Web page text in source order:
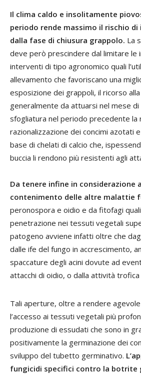
Il clima caldo e insolitamente
periodo rende massimo il rischio
dalla fase di chiusura grappolo. La
deve però prescindere dal limitare le
interventi di tipo agronomico quali
allevamento che favoriscano una
esposizione dei grappoli, il ricorso
generalmente da attuarsi nel mese di
sfogliatura nel periodo precedente la
razionalizzazione dei concimi azotati e
base di chelati di calcio che,
buccia li rendono più resistenti agli
Da tenere infine in considerazione
contenimento delle altre malattie
peronospora e oidio e da fitofagi
penetrazione nei tessuti vegetali
patogeno avviene infatti oltre che
dalle ife del fungo in accrescimento,
spaccature degli acini dovute ad
attacchi di oidio, o dalla attività
Tali aperture, oltre a rendere
l’accesso ai tessuti vegetali più
produzione di essudati che sono in
positivamente la germinazione dei
sviluppo del tubetto germinativo.
fungicidi specifici contro la botrite